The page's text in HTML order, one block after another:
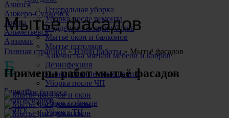
Ачинск
Анжеро-Судженск
Анапа
Альметьевск
Арзамас
Б
Барнаул
Благовещенск
Братск
Генеральная уборка
Уборка после ремонта
Поддерживающая уборка
Мытьё окон и балконов
Мытье потолков
Химчистка мягкой мебели и ковров
Дезинфекция
Озонирование помещений
Уборка после ЧП
Для бизнеса
Уборка офисов
Уборка ТЦ
Мытьё фасадов
Главная страница»Наши работы» Мытьё фасадов
Примеры работ мытьё фасадов